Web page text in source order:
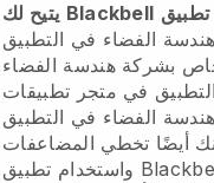
يتيح لك Blackbell
الفضاء في التطبيق
بشركة هندسة الفضاء
الفضاء في التطبيق
أيضًا تخطي المضاعفات